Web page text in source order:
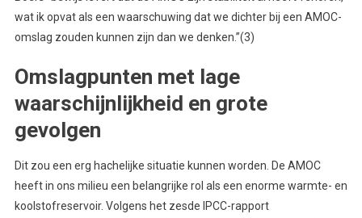
wat ik opvat als een waarschuwing dat we dichter bij een AMOC-
omslag zouden kunnen zijn dan we denken.”(3)
Omslagpunten met lage
waarschijnlijkheid en grote
gevolgen
Dit zou een erg hachelijke situatie kunnen worden. De AMOC
heeft in ons milieu een belangrijke rol als een enorme warmte- en
koolstofreservoir. Volgens het zesde IPCC-rapport